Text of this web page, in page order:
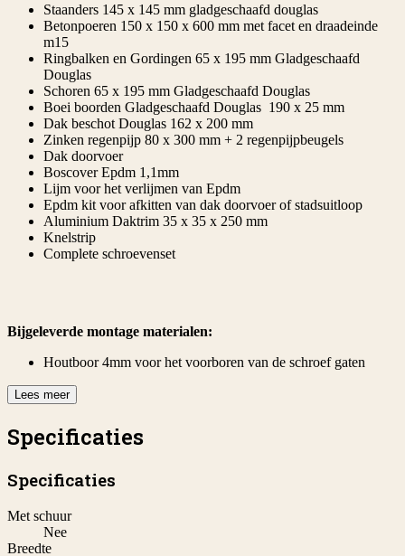
Staanders 145 x 145 mm gladgeschaafd douglas
Betonpoeren 150 x 150 x 600 mm met facet en draadeinde
m15
Ringbalken en Gordingen 65 x 195 mm Gladgeschaafd
Douglas
Schoren 65 x 195 mm Gladgeschaafd Douglas
Boei boorden Gladgeschaafd Douglas 190 x 25 mm
Dak beschot Douglas 162 x 200 mm
Zinken regenpijp 80 x 300 mm + 2 regenpijpbeugels
Dak doorvoer
Boscover Epdm 1,1mm
Lijm voor het verlijmen van Epdm
Epdm kit voor afkitten van dak doorvoer of stadsuitloop
Aluminium Daktrim 35 x 35 x 250 mm
Knelstrip
Complete schroevenset
Bijgeleverde montage materialen:
Houtboor 4mm voor het voorboren van de schroef gaten
Lees meer
Specificaties
Specificaties
Met schuur
Nee
Breedte